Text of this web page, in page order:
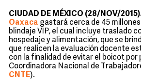
CIUDAD DE MÉXICO (28/NOV/
Oaxaca gastará cerca de 45 millones
blindaje VIP, el cual incluye traslado
hospedaje y alimentación, que se
que realicen la evaluación docente
con la finalidad de evitar el boicot por
Coordinadora Nacional de
CNTE).